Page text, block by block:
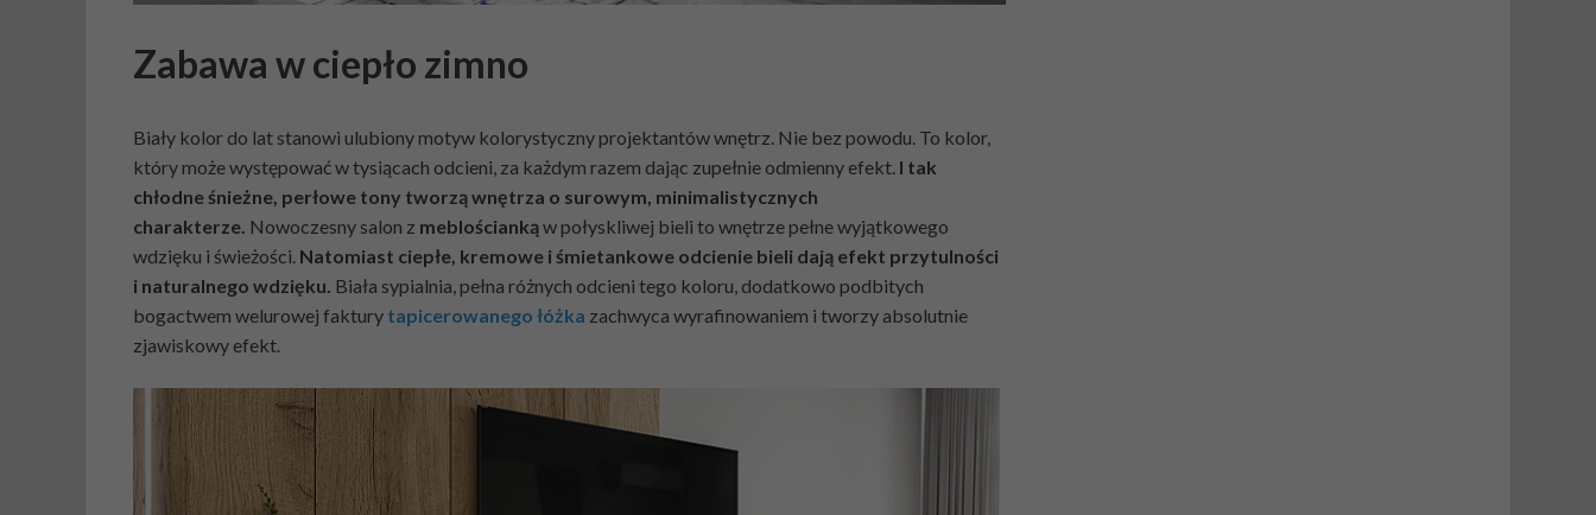
Zabawa w ciepło zimno
Biały kolor do lat stanowi ulubiony motyw kolorystyczny projektantów wnętrz. Nie bez powodu. To kolor,
który może występować w tysiącach odcieni, za każdym razem dając zupełnie odmienny efekt. I tak
chłodne śnieżne, perłowe tony tworzą wnętrza o surowym, minimalistycznych
charakterze. Nowoczesny salon z meblościankąw połyskliwej bieli to wnętrze pełne wyjątkowego
wdzięku i świeżości. Natomiast ciepłe, kremowe i śmietankowe odcienie bieli dają efekt przytulności
i naturalnego wdzięku. Biała sypialnia, pełna różnych odcieni tego koloru, dodatkowo podbitych
bogactwem welurowej faktury tapicerowanego łóżka zachwyca wyrafinowaniem i tworzy absolutnie
zjawiskowy efekt.